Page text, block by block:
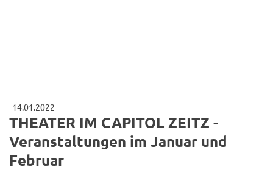
14.01.2022
THEATER IM CAPITOL ZEITZ -
Veranstaltungen im Januar und
Februar